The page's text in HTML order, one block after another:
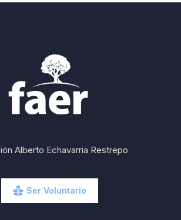
Alberto Echavarria Restrepo
Ser Voluntario